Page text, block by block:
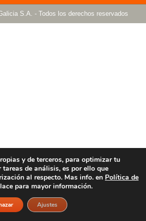
S.A. - Todos los derechos reservados
y de terceros, para optimizar tu
de análisis, es por ello que
al respecto. Mas info. en Política de
para mayor información.
Ajustes